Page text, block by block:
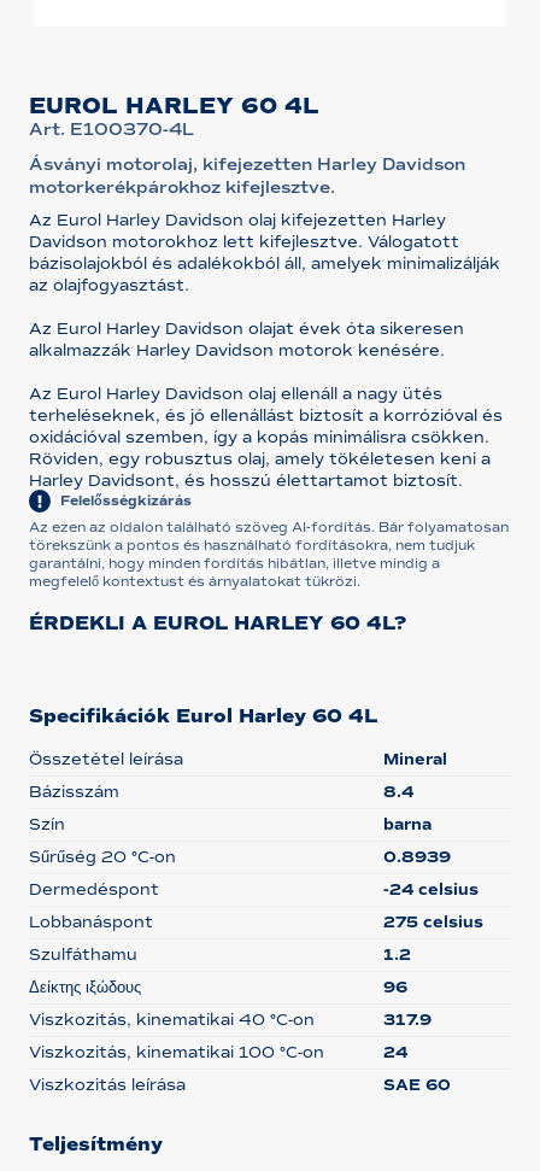
EUROL HARLEY 60 4L
Art. E100370-4L
Ásványi motorolaj, kifejezetten Harley Davidson
motorkerékpárokhoz kifejlesztve.
Az Eurol Harley Davidson olaj kifejezetten Harley
Davidson motorokhoz lett kifejlesztve. Válogatott
bázisolajokból és adalékokból áll, amelyek minimalizálják
az olajfogyasztást.
Az Eurol Harley Davidson olajat évek óta sikeresen
alkalmazzák Harley Davidson motorok kenésére.
Az Eurol Harley Davidson olaj ellenáll a nagy ütés
terheléseknek, és jó ellenállást biztosít a korrózióval és
oxidációval szemben, így a kopás minimálisra csökken.
Röviden, egy robusztus olaj, amely tökéletesen keni a
Harley Davidsont, és hosszú élettartamot biztosít.
Felelősségkizárás
Az ezen az oldalon található szöveg AI-fordítás. Bár folyamatosan
törekszünk a pontos és használható fordításokra, nem tudjuk
garantálni, hogy minden fordítás hibátlan, illetve mindig a
megfelelő kontextust és árnyalatokat tükrözi.
ÉRDEKLI A EUROL HARLEY 60 4L?
Specifikációk Eurol Harley 60 4L
Összetétel leírása
Mineral
Bázisszám
8.4
Szín
barna
Sűrűség 20 °C-on
0.8939
Dermedéspont
-24 celsius
Lobbanáspont
275 celsius
Szulfáthamu
1.2
Δείκτης ιξώδους
96
Viszkozitás, kinematikai 40 °C-on
317.9
Viszkozitás, kinematikai 100 °C-on
24
Viszkozitás leírása
SAE 60
Teljesítmény